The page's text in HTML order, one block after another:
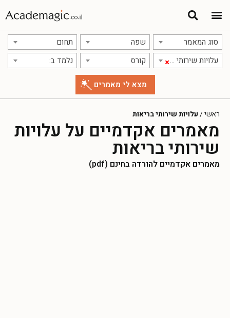
סוג המאמר שפה תחום
×עלויות שירותי בריאות קורס נלמד ב:
ראשי / עלויות שירותי בריאות
מאמרים אקדמיים על עלויות
שירותי בריאות
מאמרים אקדמיים להורדה בחינם (pdf)